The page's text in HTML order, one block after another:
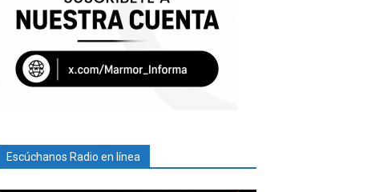
Escúchanos Radio en línea